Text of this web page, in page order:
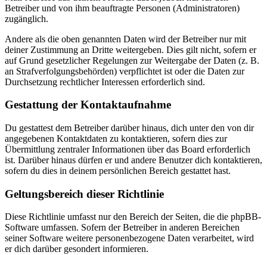
Betreiber und von ihm beauftragte Personen (Administratoren)
zugänglich.
Andere als die oben genannten Daten wird der Betreiber nur mit
deiner Zustimmung an Dritte weitergeben. Dies gilt nicht, sofern er
auf Grund gesetzlicher Regelungen zur Weitergabe der Daten (z. B.
an Strafverfolgungsbehörden) verpflichtet ist oder die Daten zur
Durchsetzung rechtlicher Interessen erforderlich sind.
Gestattung der Kontaktaufnahme
Du gestattest dem Betreiber darüber hinaus, dich unter den von dir
angegebenen Kontaktdaten zu kontaktieren, sofern dies zur
Übermittlung zentraler Informationen über das Board erforderlich
ist. Darüber hinaus dürfen er und andere Benutzer dich kontaktieren,
sofern du dies in deinem persönlichen Bereich gestattet hast.
Geltungsbereich dieser Richtlinie
Diese Richtlinie umfasst nur den Bereich der Seiten, die die phpBB-
Software umfassen. Sofern der Betreiber in anderen Bereichen
seiner Software weitere personenbezogene Daten verarbeitet, wird
er dich darüber gesondert informieren.